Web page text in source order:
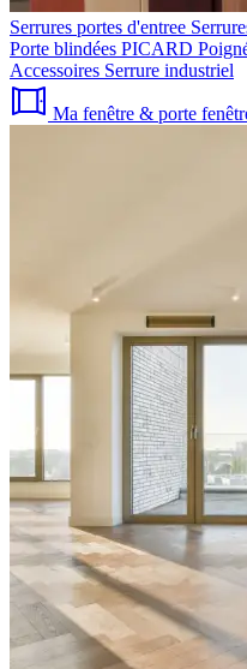
Serrures portes d'entree
Porte blindées PICARD
Accessoires Serrure industriel
Ma fenêtre & porte